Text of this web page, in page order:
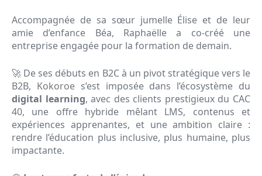
Accompagnée de sa sœur jumelle Élise et de leur
amie d’enfance Béa, Raphaëlle a co-créé une
entreprise engagée pour la formation de demain.
🚀 De ses débuts en B2C à un pivot stratégique vers le
B2B, Kokoroes’est imposée dans l’écosystème du
digital learning, avec des clients prestigieux du CAC
40, une offre hybride mêlant LMS, contenus et
expériences apprenantes, et une ambition claire :
rendre l’éducation plus inclusive, plus humaine, plus
impactante.